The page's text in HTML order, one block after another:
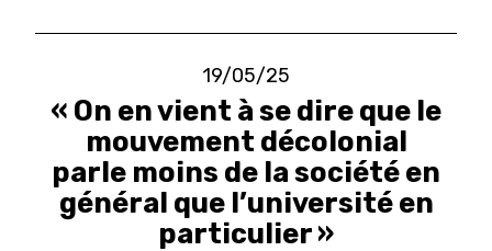
19/05/25
« On en vient à se dire que le
mouvement décolonial
parle moins de la société en
général que l’université en
particulier »